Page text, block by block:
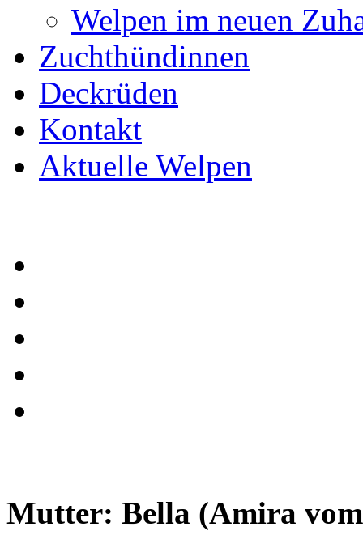
Welpen im neuen
Zuchthündinnen
Deckrüden
Kontakt
Aktuelle Welpen
Mutter: Bella (Amira